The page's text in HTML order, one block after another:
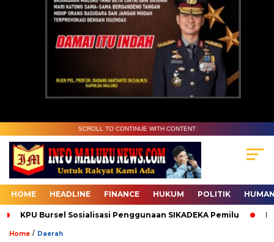
SCROLL TO CONTINUE WITH CONTENT
HOME HEADLINE FINANCE HUKUM POLITIK
KPU Bursel Sosialisasi Penggunaan SIKADEKA Pemilu
Home / Daerah